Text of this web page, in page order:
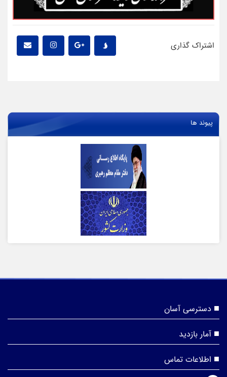
اشتراک گذاری
پیوند ها
دسترسی آسان
آمار بازدید
اطلاعات تماس